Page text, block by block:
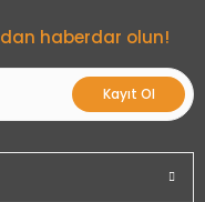
haberdar olun!
Kayıt Ol